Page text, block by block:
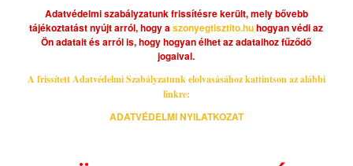
Adatvédelmi szabályzatunk frissítésre került, mely bővebb
tájékoztatást nyújt arról, hogy aszonyegtisztito.huhogyan védi az
Ön adatait és arról is, hogy hogyan élhet az adataihoz fűződő
jogaival.
A frissített Adatvédelmi Szabályzatunk elolvasásához kattintson az alábbi
linkre:
ADATVÉDELMI NYILATKOZAT